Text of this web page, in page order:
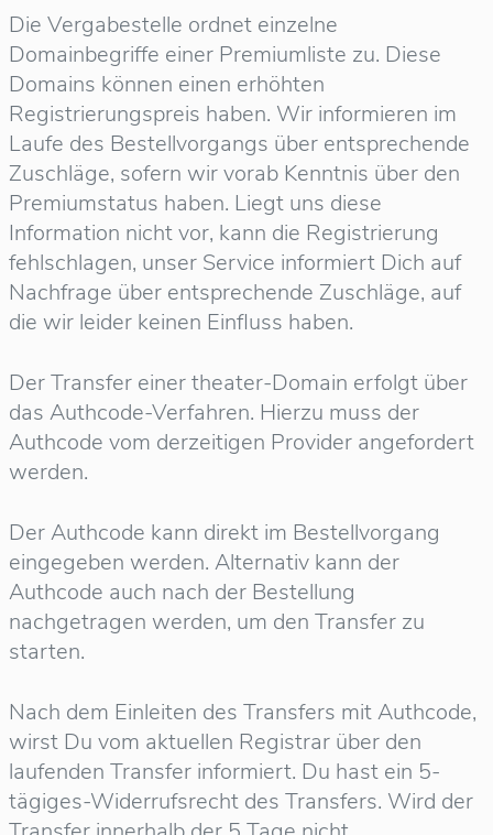
Die Vergabestelle ordnet einzelne
Domainbegriffe einer Premiumliste zu. Diese
Domains können einen erhöhten
Registrierungspreis haben. Wir informieren im
Laufe des Bestellvorgangs über entsprechende
Zuschläge, sofern wir vorab Kenntnis über den
Premiumstatus haben. Liegt uns diese
Information nicht vor, kann die Registrierung
fehlschlagen, unser Service informiert Dich auf
Nachfrage über entsprechende Zuschläge, auf
die wir leider keinen Einfluss haben.
Der Transfer einer theater-Domain erfolgt über
das Authcode-Verfahren. Hierzu muss der
Authcode vom derzeitigen Provider angefordert
werden.
Der Authcode kann direkt im Bestellvorgang
eingegeben werden. Alternativ kann der
Authcode auch nach der Bestellung
nachgetragen werden, um den Transfer zu
starten.
Nach dem Einleiten des Transfers mit Authcode,
wirst Du vom aktuellen Registrar über den
laufenden Transfer informiert. Du hast ein 5-
tägiges-Widerrufsrecht des Transfers. Wird der